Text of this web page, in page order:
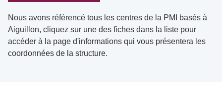
Nous avons référencé tous les centres de la PMI basés à
Aiguillon, cliquez sur une des fiches dans la liste pour
accéder à la page d'informations qui vous présentera les
coordonnées de la structure.